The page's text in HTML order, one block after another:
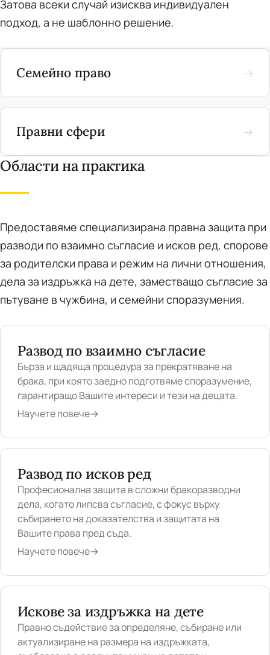
Затова всеки случай изисква индивидуален
подход, а не шаблонно решение.
Семейно право →
Правни сфери →
Области на практика
Предоставяме специализирана правна защита при
разводи по взаимно съгласие и исков ред, спорове
за родителски права и режим на лични отношения,
дела за издръжка на дете, заместващо съгласие за
пътуване в чужбина, и семейни споразумения.
Развод по взаимно съгласие
Бърза и щадяща процедура за прекратяване на
брака, при която заедно подготвяме споразумение,
гарантиращо Вашите интереси и тези на децата.
Научете повече→
Развод по исков ред
Професионална защита в сложни бракоразводни
дела, когато липсва съгласие, с фокус върху
събирането на доказателства и защитата на
Вашите права пред съда.
Научете повече→
Искове за издръжка на дете
Правно съдействие за определяне, събиране или
актуализиране на размера на издръжката,